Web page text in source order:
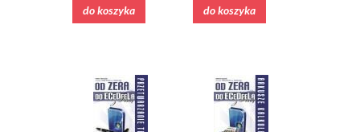
do koszyka do koszyka